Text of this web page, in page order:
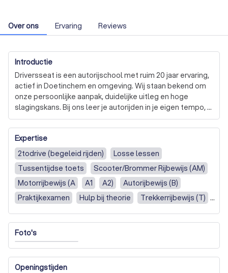
Over ons Ervaring Reviews
Introductie
Driversseat is een autorijschool met ruim 20 jaar ervaring,
actief in Doetinchem en omgeving. Wij staan bekend om
onze persoonlijke aanpak, duidelijke uitleg en hoge
slagingskans. Bij ons leer je autorijden in je eigen tempo,
met een instructeur die echt met je meedenkt.
Of je nu net begint met rijlessen of al wat ervaring hebt:
wij begeleiden je stap voor stap richting je rijbewijs.
Ben je op zoek naar een rijschool in Doetinchem waar je
met vertrouwen leert rijden? Vraag dan een proefles aan
en ervaar het zelf.
Expertise
2todrive (begeleid rijden)
Losse lessen
Tussentijdse toets
Scooter/Brommer Rijbewijs (AM)
Motorrijbewijs (A
A1 A2)
Autorijbewijs (B)
Praktijkexamen
Hulp bij theorie
Trekkerrijbewijs (T)
Rijles pakketten
Handgeschakeld
Foto's
Openingstijden